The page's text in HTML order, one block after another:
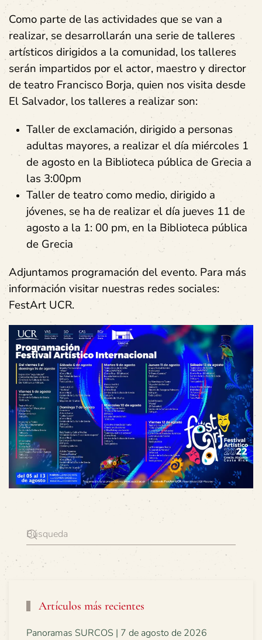
Como parte de las actividades que se van a
realizar, se desarrollarán una serie de talleres
artísticos dirigidos a la comunidad, los talleres
serán impartidos por el actor, maestro y director
de teatro Francisco Borja, quien nos visita desde
El Salvador, los talleres a realizar son:
Taller de exclamación, dirigido a personas
adultas mayores, a realizar el día miércoles 1
de agosto en la Biblioteca pública de Grecia a
las 3:00pm
Taller de teatro como medio, dirigido a
jóvenes, se ha de realizar el día jueves 11 de
agosto a la 1: 00 pm, en la Biblioteca pública
de Grecia
Adjuntamos programación del evento. Para más
información visitar nuestras redes sociales:
FestArt UCR.
Artículos más recientes
Panoramas SURCOS | 7 de agosto de 2026